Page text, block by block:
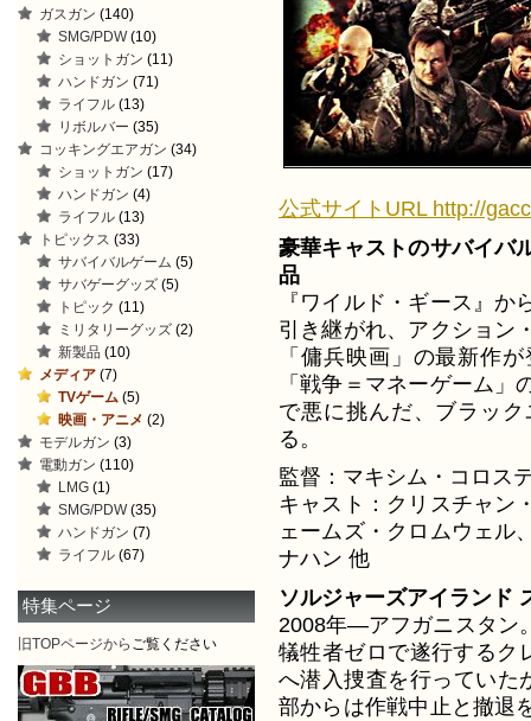
公式サイトURL http://
豪華キャストのサバイバ
品
『ワイルド・ギース』
引き継がれ、アクション
「傭兵映画」の最新作
「戦争＝マネーゲーム
で悪に挑んだ、ブラッ
る。
監督：マキシム・コロス
キャスト：クリスチャン
ェームズ・クロムウェル
ナハン 他
ソルジャーズアイランド
2008年—アフガニスタン
犠牲者ゼロで遂行するク
へ潜入捜査を行っていた
部からは作戦中止と撤退
ガスガン (140)
SMG/PDW(10)
ショットガン (11)
ハンドガン (71)
ライフル (13)
リボルバー (35)
コッキングエアガン (34)
ショットガン (17)
ハンドガン (4)
ライフル (13)
トピックス (33)
サバイバルゲーム (5)
サバゲーグッズ (5)
トピック (11)
ミリタリーグッズ (2)
新製品 (10)
メディア (7)
TVゲーム (5)
映画・アニメ (2)
モデルガン (3)
電動ガン (110)
LMG (1)
SMG/PDW(35)
ハンドガン (7)
ライフル (67)
特集ページ
旧TOPページから ご覧ください